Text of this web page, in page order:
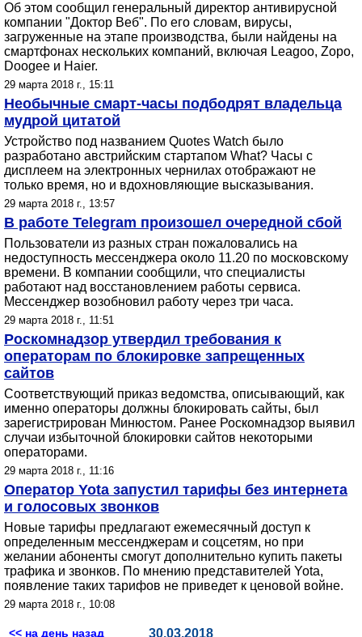
Об этом сообщил генеральный директор антивирусной
компании "Доктор Веб". По его словам, вирусы,
загруженные на этапе производства, были найдены на
смартфонах нескольких компаний, включая Leagoo, Zopo,
Doogee и Haier.
29 марта 2018 г., 15:11
Необычные смарт-часы подбодрят владельца
мудрой цитатой
Устройство под названием Quotes Watch было
разработано австрийским стартапом What? Часы с
дисплеем на электронных чернилах отображают не
только время, но и вдохновляющие высказывания.
29 марта 2018 г., 13:57
В работе Telegram произошел очередной сбой
Пользователи из разных стран пожаловались на
недоступность мессенджера около 11.20 по московскому
времени. В компании сообщили, что специалисты
работают над восстановлением работы сервиса.
Мессенджер возобновил работу через три часа.
29 марта 2018 г., 11:51
Роскомнадзор утвердил требования к
операторам по блокировке запрещенных
сайтов
Соответствующий приказ ведомства, описывающий, как
именно операторы должны блокировать сайты, был
зарегистрирован Минюстом. Ранее Роскомнадзор выявил
случаи избыточной блокировки сайтов некоторыми
операторами.
29 марта 2018 г., 11:16
Оператор Yota запустил тарифы без интернета
и голосовых звонков
Новые тарифы предлагают ежемесячный доступ к
определенным мессенджерам и соцсетям, но при
желании абоненты смогут дополнительно купить пакеты
трафика и звонков. По мнению представителей Yota,
появление таких тарифов не приведет к ценовой войне.
29 марта 2018 г., 10:08
<< на день назад 30.03.2018